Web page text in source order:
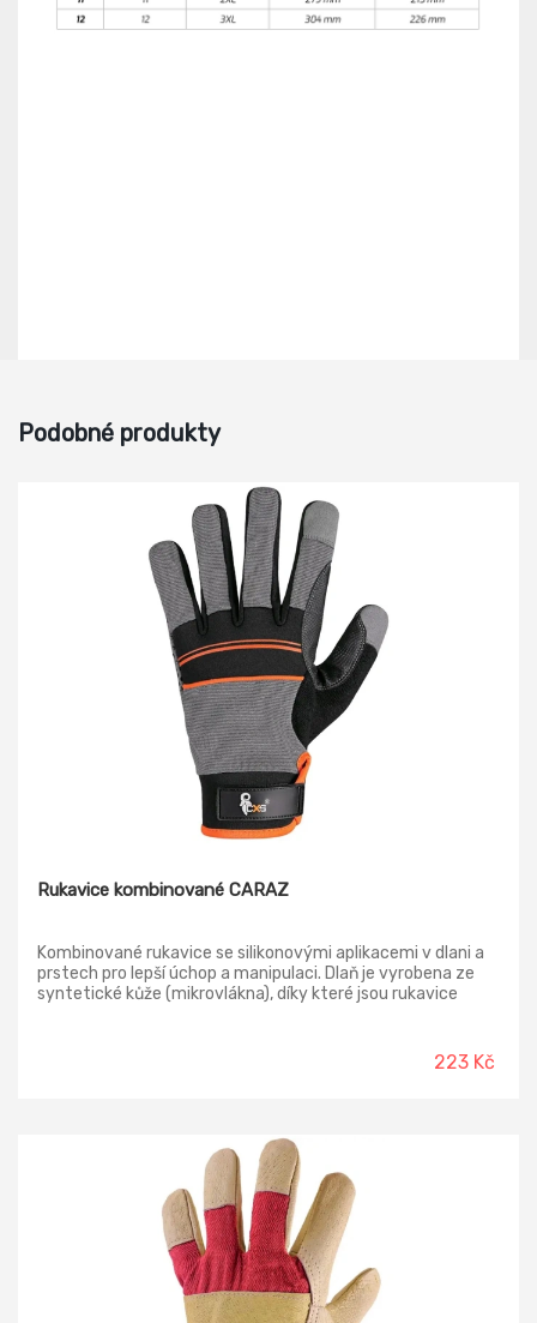
Podobné produkty
Rukavice kombinované CARAZ
Kombinované rukavice se silikonovými aplikacemi v dlani a
prstech pro lepší úchop a manipulaci. Dlaň je vyrobena ze
syntetické kůže (mikrovlákna), díky které jsou rukavice
mezi palcem a ukazováčkem vyztužena PVC. Neoprenová
manžeta se suchým zipem se snadno přizpůsobí zápěstí.
Spandex, neopren Provedení manžety: neopren, zapínání na
suchý zip Norma: EN ISO 21420; EN 388
223 Kč